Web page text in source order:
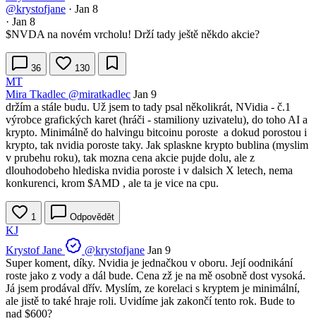
@krystofjane · Jan 8
· Jan 8
$NVDA na novém vrcholu! Drží tady ještě někdo akcie?
36 130
MT
Mira Tkadlec @miratkadlec Jan 9
držím a stále budu. Už jsem to tady psal několikrát, NVidia - č.1
výrobce grafických karet (hráči - stamiliony uzivatelu), do toho AI a
krypto. Minimálně do halvingu bitcoinu poroste a dokud porostou i
krypto, tak nvidia poroste taky. Jak splaskne krypto bublina (myslim
v prubehu roku), tak mozna cena akcie pujde dolu, ale z
dlouhodobeho hlediska nvidia poroste i v dalsich X letech, nema
konkurenci, krom $AMD , ale ta je vice na cpu.
1 Odpovědět
KJ
Krystof Jane
@krystofjane Jan 9
Super koment, díky. Nvidia je jednačkou v oboru. Její oodnikání
roste jako z vody a dál bude. Cena zž je na mě osobně dost vysoká.
Já jsem prodával dřív. Myslím, ze korelaci s kryptem je minimální,
ale jistě to také hraje roli. Uvidíme jak zakončí tento rok. Bude to
nad $600?